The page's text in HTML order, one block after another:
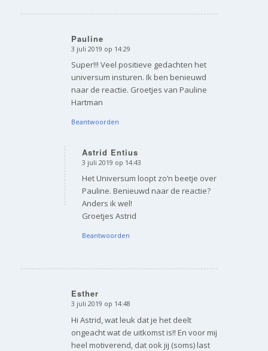
Pauline
zegt:
3 juli 2019 op 14:29
Super!!! Veel positieve gedachten het
universum insturen. Ik ben benieuwd
naar de reactie. Groetjes van Pauline
Hartman
Beantwoorden
Astrid Entius
zegt:
3 juli 2019 op 14:43
Het Universum loopt zo’n beetje over
Pauline. Benieuwd naar de reactie?
Anders ik wel!
Groetjes Astrid
Beantwoorden
Esther
zegt:
3 juli 2019 op 14:48
Hi Astrid, wat leuk dat je het deelt
ongeacht wat de uitkomst is!! En voor mij
heel motiverend, dat ook jij (soms) last